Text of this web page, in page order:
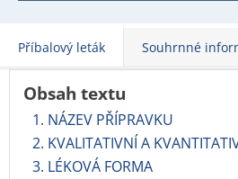
Příbalový leták Souhrnné
Obsah textu
1. NÁZEV PŘÍPRAVKU
2. KVALITATIVNÍ A
3. LÉKOVÁ FORMA